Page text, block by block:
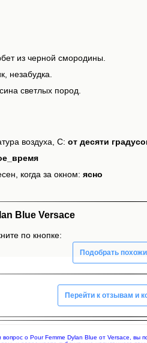
из черной смородины.
незабудка.
светлых пород.
воздуха, С: от десяти
когда за окном: ясно
Blue Versace
по кнопке:
Подобрать
Перейти к отзывам и
о Pour Femme Dylan Blue от Versace,